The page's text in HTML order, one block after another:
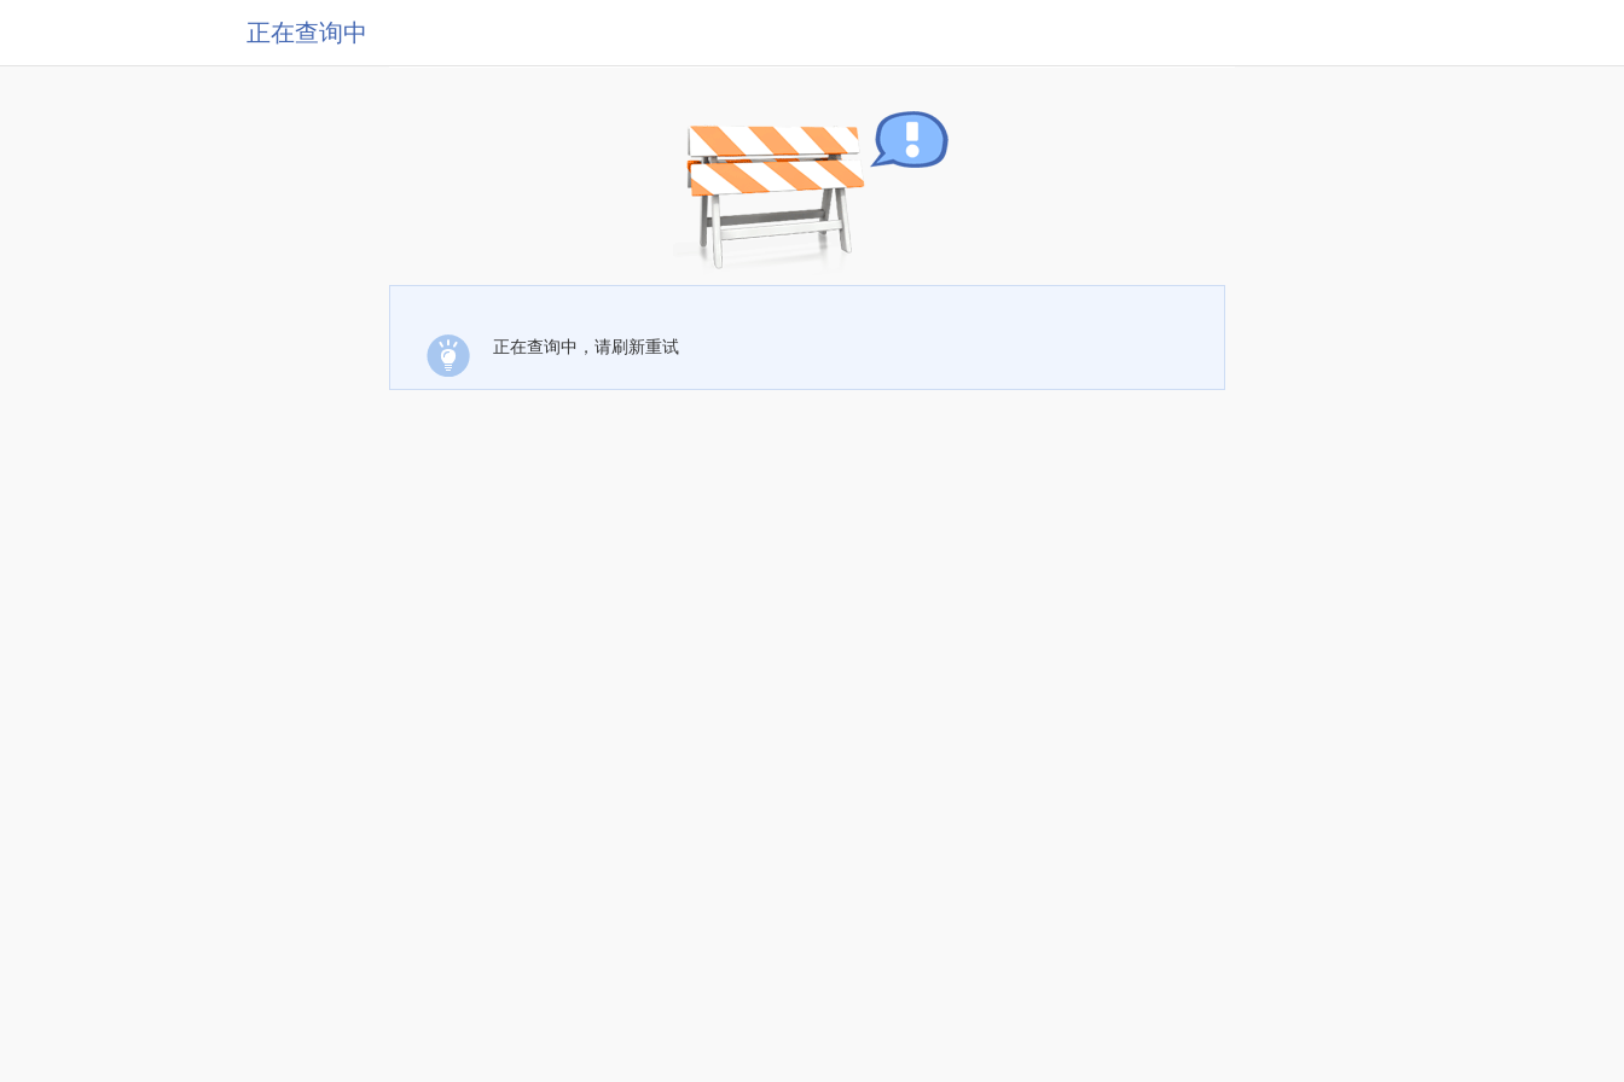
正在查询中
正在查询中，请刷新重试